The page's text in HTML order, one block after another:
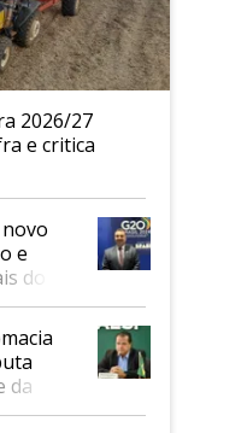
2026/27
e critica
e
do
da